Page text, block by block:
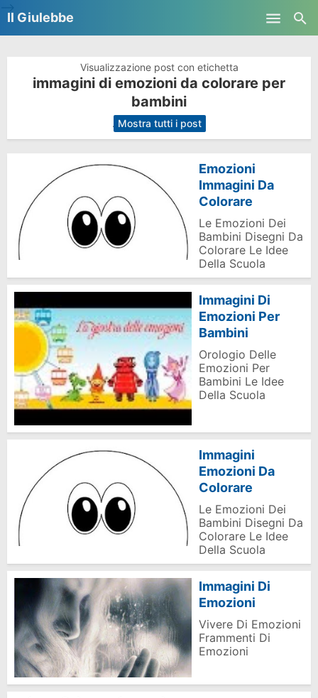
Il Giulebbe
Visualizzazione post con etichetta
immagini di emozioni da colorare per
bambini
. Mostra tutti i post
Emozioni
Immagini Da
Colorare
Le Emozioni Dei
Bambini Disegni Da
Colorare Le Idee
Della Scuola
Immagini Di
Emozioni Per
Bambini
Orologio Delle
Emozioni Per
Bambini Le Idee
Della Scuola
Immagini
Emozioni Da
Colorare
Le Emozioni Dei
Bambini Disegni Da
Colorare Le Idee
Della Scuola
Immagini Di
Emozioni
Vivere Di Emozioni
Frammenti Di
Emozioni